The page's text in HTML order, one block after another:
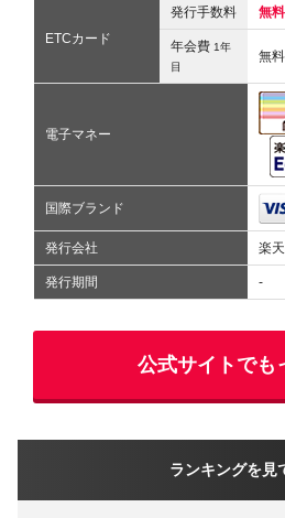
ETCカード
発行手数料 無料
年会費 1年
目
無料
電子マネー
国際ブランド
発行会社 楽
発行期間 -
公式サイトでも
ランキングを見